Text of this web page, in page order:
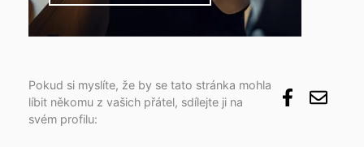
Pokud si myslíte, že by se tato stránka mohla
líbit někomu z vašich přátel, sdílejte ji na
svém profilu: